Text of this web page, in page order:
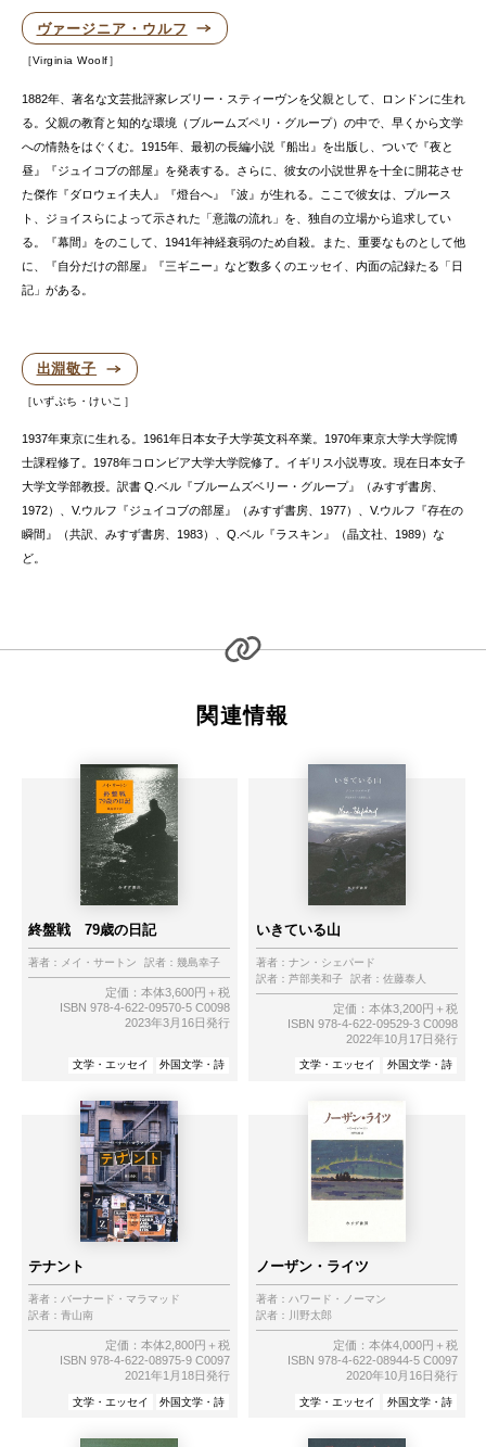
ヴァージニア・ウルフ
Virginia Woolf
1882年、著名な文芸批評家レズリー・スティーヴンを父親として、ロンドンに生れ
る。父親の教育と知的な環境（ブルームズペリ・グループ）の中で、早くから文学
への情熱をはぐくむ。1915年、最初の長編小説『船出』を出版し、ついで『夜と
昼』『ジュイコブの部屋』を発表する。さらに、彼女の小説世界を十全に開花させ
た傑作『ダロウェイ夫人』『燈台へ』『波』が生れる。ここで彼女は、プルース
ト、ジョイスらによって示された「意識の流れ」を、独自の立場から追求してい
る。『幕間』をのこして、1941年神経衰弱のため自殺。また、重要なものとして他
に、『自分だけの部屋』『三ギニー』など数多くのエッセイ、内面の記録たる「日
記」がある。
出淵敬子
いずぶち・けいこ
1937年東京に生れる。1961年日本女子大学英文科卒業。1970年東京大学大学院博
士課程修了。1978年コロンビア大学大学院修了。イギリス小説専攻。現在日本女子
大学文学部教授。訳書 Q.ベル『ブルームズベリー・グループ』（みすず書房、
1972）、V.ウルフ『ジュイコブの部屋』（みすず書房、1977）、V.ウルフ『存在の
瞬間』（共訳、みすず書房、1983）、Q.ベル『ラスキン』（晶文社、1989）な
ど。
関連情報
終盤戦 79歳の日記
著者： メイ・サートン 訳者： 幾島幸子
定価：本体3,600円＋税
ISBN 978-4-622-09570-5 C0098
2023年3月16日発行
文学・エッセイ 外国文学・詩
いきている山
著者： ナン・シェパード
訳者： 芦部美和子 訳者： 佐藤泰人
定価：本体3,200円＋税
ISBN 978-4-622-09529-3 C0098
2022年10月17日発行
文学・エッセイ 外国文学・詩
テナント
著者： バーナード・マラマッド
訳者： 青山南
定価：本体2,800円＋税
ISBN 978-4-622-08975-9 C0097
2021年1月18日発行
文学・エッセイ 外国文学・詩
ノーザン・ライツ
著者： ハワード・ノーマン
訳者：
川野太郎
定価：本体4,000円＋税
ISBN 978-4-622-08944-5 C0097
2020年10月16日発行
文学・エッセイ 外国文学・詩